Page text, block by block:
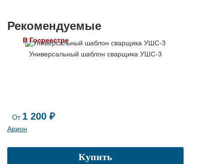
Рекомендуемые
В Госреестре
Универсальный шаблон сварщика УШС-3
От 1 200 ₽
Арион
Купить